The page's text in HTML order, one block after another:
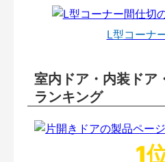
L型コーナ
室内ドア・内装ドア
ランキング